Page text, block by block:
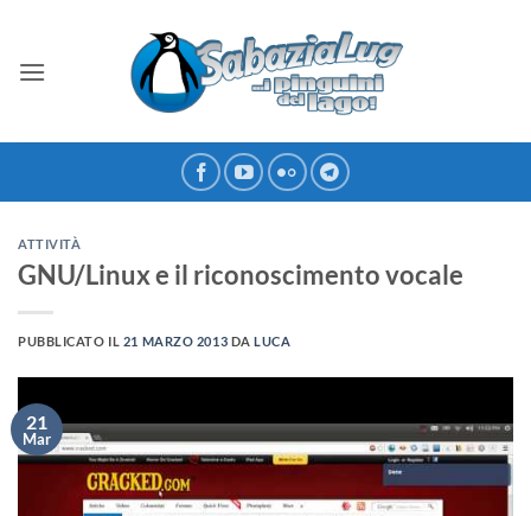
contenuti
ATTIVITÀ
GNU/Linux e il riconoscimento vocale
PUBBLICATO IL 21 MARZO 2013 DALUCA
21
Mar